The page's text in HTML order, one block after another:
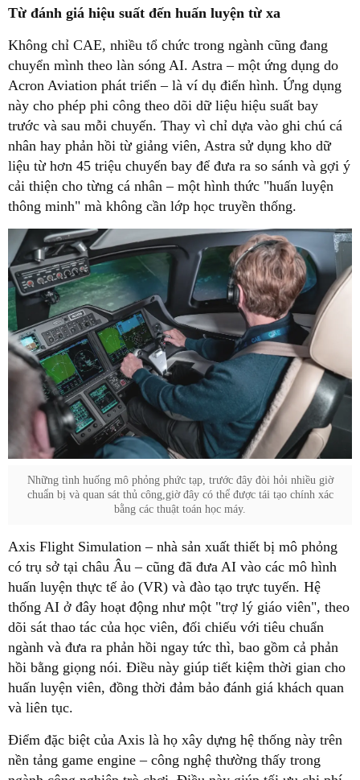
Từ đánh giá hiệu suất đến huấn luyện từ xa
Không chỉ CAE, nhiều tổ chức trong ngành cũng đang
chuyển mình theo làn sóng AI. Astra – một ứng dụng do
Acron Aviation phát triển – là ví dụ điển hình. Ứng dụng
này cho phép phi công theo dõi dữ liệu hiệu suất bay
trước và sau mỗi chuyến. Thay vì chỉ dựa vào ghi chú cá
nhân hay phản hồi từ giảng viên, Astra sử dụng kho dữ
liệu từ hơn 45 triệu chuyến bay để đưa ra so sánh và gợi ý
cải thiện cho từng cá nhân – một hình thức "huấn luyện
thông minh" mà không cần lớp học truyền thống.
Những tình huống mô phỏng phức tạp, trước đây đòi hỏi nhiều giờ
chuẩn bị và quan sát thủ công,giờ đây có thể được tái tạo chính xác
bằng các thuật toán học máy.
Axis Flight Simulation – nhà sản xuất thiết bị mô phỏng
có trụ sở tại châu Âu – cũng đã đưa AI vào các mô hình
huấn luyện thực tế ảo (VR) và đào tạo trực tuyến. Hệ
thống AI ở đây hoạt động như một "trợ lý giáo viên", theo
dõi sát thao tác của học viên, đối chiếu với tiêu chuẩn
ngành và đưa ra phản hồi ngay tức thì, bao gồm cả phản
hồi bằng giọng nói. Điều này giúp tiết kiệm thời gian cho
huấn luyện viên, đồng thời đảm bảo đánh giá khách quan
và liên tục.
Điểm đặc biệt của Axis là họ xây dựng hệ thống này trên
nền tảng game engine – công nghệ thường thấy trong